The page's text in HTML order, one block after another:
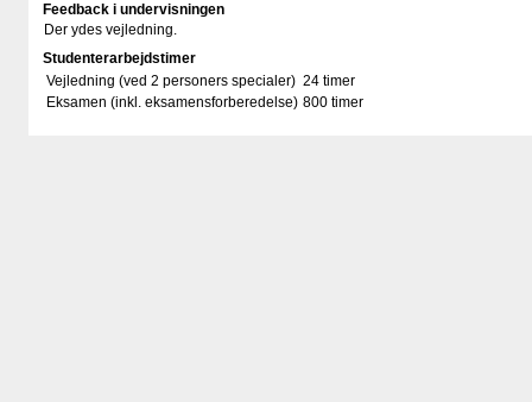
Feedback i undervisningen
Der ydes vejledning.
Studenterarbejdstimer
Vejledning (ved 2 personers specialer) 24 timer
Eksamen (inkl. eksamensforberedelse) 800 timer